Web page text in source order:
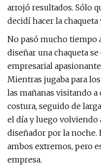
arrojó resultados. Sólo
decidí hacer la chaqueta
No pasó mucho tiempo
diseñar una chaqueta
empresarial
Mientras jugaba para
las mañanas visitando
costura, seguido de
el día y luego volviendo
diseñador por la noche.
ambos extremos, pero
empresa.